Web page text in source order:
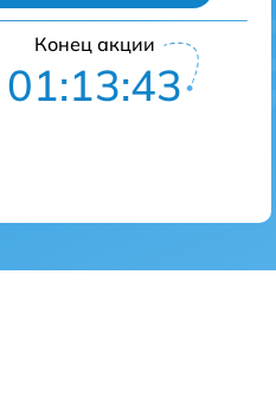
Конец акции
01:13:42